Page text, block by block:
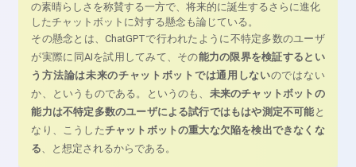
の素晴らしさを称賛する一方で、将来的に誕生するさらに進化
したチャットボットに対する懸念も論じている。
その懸念とは、ChatGPTで行われたように不特定多数のユーザ
が実際に同AIを試用してみて、その能力の限界を検証するとい
う方法論は未来のチャットボットでは通用しないのではない
か、というものである。というのも、 未来のチャットボットの
能力は不特定多数のユーザによる試行ではもはや測定不可能 と
なり、こうしたチャットボットの重大な欠陥を検出できなくな
る、と想定されるからである。